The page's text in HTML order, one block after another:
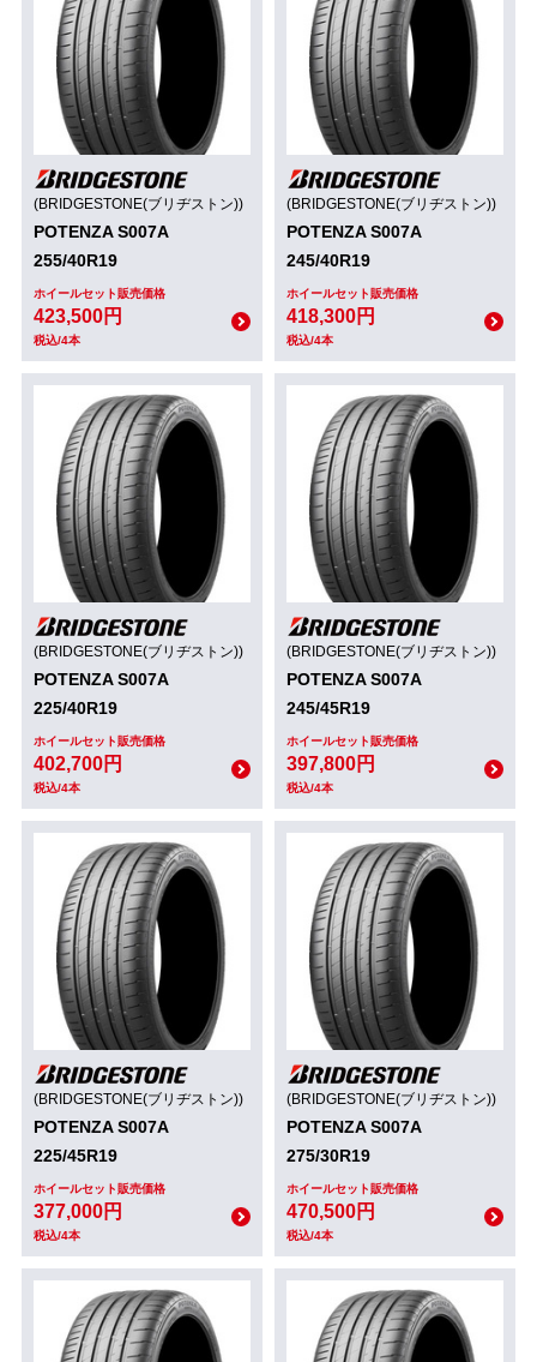
(BRIDGESTONE(ブリヂストン))
POTENZA S007A
255/40R19
ホイールセット販売価格
423,500円
税込/4本
(BRIDGESTONE(ブリヂストン))
POTENZA S007A
245/40R19
ホイールセット販売価格
418,300円
税込/4本
(BRIDGESTONE(ブリヂストン))
POTENZA S007A
225/40R19
ホイールセット販売価格
402,700円
税込/4本
(BRIDGESTONE(ブリヂストン))
POTENZA S007A
245/45R19
ホイールセット販売価格
397,800円
税込/4本
(BRIDGESTONE(ブリヂストン))
POTENZA S007A
225/45R19
ホイールセット販売価格
377,000円
税込/4本
(BRIDGESTONE(ブリヂストン))
POTENZA S007A
275/30R19
ホイールセット販売価格
470,500円
税込/4本